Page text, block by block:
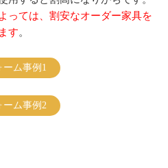
っては、割安なオーダー家具を
す。
ーム事例1
ーム事例2